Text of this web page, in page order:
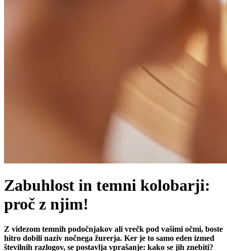
Zabuhlost in temni kolobarji:
proč z njim!
Z videzom temnih podočnjakov ali vrečk pod vašimi očmi, boste
hitro dobili naziv nočnega žurerja. Ker je to samo eden izmed
številnih razlogov, se postavlja vprašanje: kako se jih znebiti?